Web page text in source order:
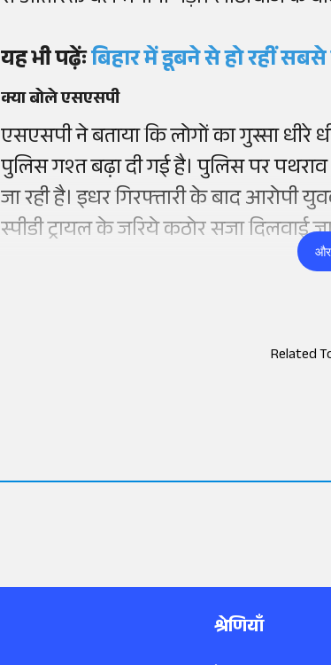
यह भी पढ़ेंःबिहार में डूबने से हो रहीं
क्या बोले एसएसपी
एसएसपी ने बताया कि लोगों का गुस्सा धीरे
पुलिस गश्त बढ़ा दी गई है। पुलिस पर
जा रही है। इधर गिरफ्तारी के बाद
स्पीडी ट्रायल के जरिये कठोर सजा दिलवाई
Related
श्रेणियाँ